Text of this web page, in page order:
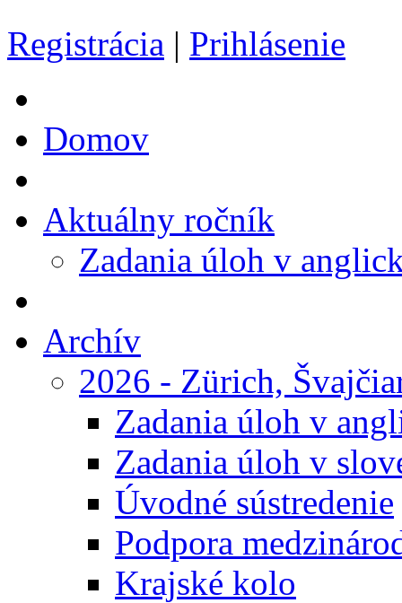
Registrácia | Prihlásenie
Domov
Aktuálny ročník
Zadania úloh v
Archív
2026 - Zürich,
Zadania úloh v
Zadania úloh v
Úvodné sústredenie
Podpora
Krajské kolo